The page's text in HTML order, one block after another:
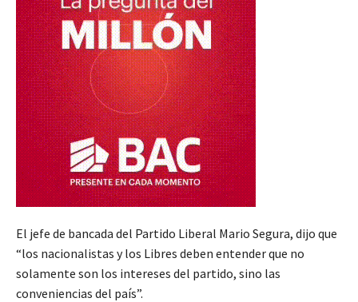
El jefe de bancada del Partido Liberal Mario Segura, dijo que
“los nacionalistas y los Libres deben entender que no
solamente son los intereses del partido, sino las
conveniencias del país”.